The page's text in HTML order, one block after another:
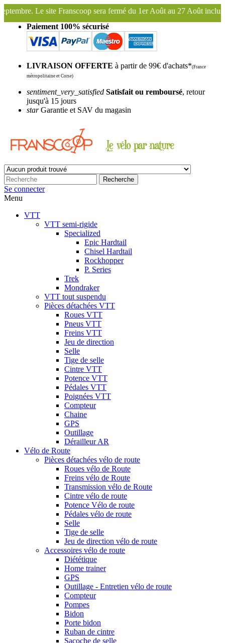
du 1er Août au 27 Août inclus. Bonnes vacances !
Paiement 100% sécurisé
LIVRAISON OFFERTE à partir de 99€ d'achats*(France
métropolitaine et Corse)
sentiment_very_satisfied Satisfait ou remboursé, retour
jusqu'à 15 jours
starGarantie et SAV du magasin
Recherche
Se connecter
Menu
VTT
VTT semi-rigide
Specialized
Epic Hardtail
Chisel Hardtail
Rockhopper
P. Series
Trek
Mondraker
VTT tout suspendu
Pièces détachées VTT
Roues VTT
Pneus VTT
Freins VTT
Jeu de direction
Selle
Tige de selle
Cintre VTT
Potence VTT
Pédales VTT
Poignées VTT
Compteur
Chaine
GPS
Outillage
Dérailleur AR
Vélo de Route
Pièces détachées vélo de route
Roues vélo de Route
Freins vélo de Route
Transmission vélo de Route
Cintre vélo de route
Potence Vélo de route
Pédales vélo de route
Selle
Tige de selle
Jeu de direction vélo de route
Accessoires vélo de route
Diététique
Home trainer
GPS
Outillage - Entretien vélo de route
Compteur
Pompes
Bidon
Porte bidon
Ruban de cintre
Sacoche de selle